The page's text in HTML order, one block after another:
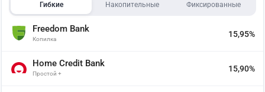
Гибкие Накопительные Фиксированные
Freedom Bank
Копилка
15,95%
Home Credit Bank
Простой +
15,90%